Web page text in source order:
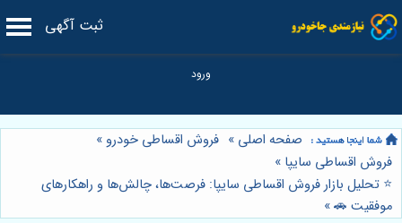
ثبت آگهی
صفحه اصلی » فروش اقساطی خودرو »
فروش اقساطی سایپا »
⭐️ تحلیل بازار فروش اقساطی سایپا: فرصت‌ها، چالش‌ها و راهکارهای
موفقیت 🚗»